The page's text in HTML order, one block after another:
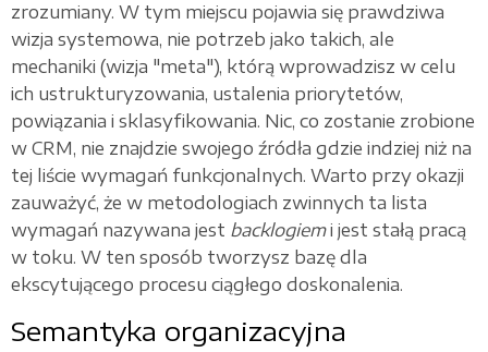
zrozumiany. W tym miejscu pojawia się prawdziwa
wizja systemowa, nie potrzeb jako takich, ale
mechaniki (wizja "meta"), którą wprowadzisz w celu
ich ustrukturyzowania, ustalenia priorytetów,
powiązania i sklasyfikowania. Nic, co zostanie zrobione
w CRM, nie znajdzie swojego źródła gdzie indziej niż na
tej liście wymagań funkcjonalnych. Warto przy okazji
zauważyć, że w metodologiach zwinnych ta lista
wymagań nazywana jest backlogiemi jest stałą pracą
w toku. W ten sposób tworzysz bazę dla
ekscytującego procesu ciągłego doskonalenia.
Semantyka organizacyjna